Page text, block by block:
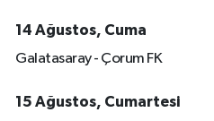
14 Ağustos, Cuma
Galatasaray - Çorum FK
15 Ağustos, Cumartesi